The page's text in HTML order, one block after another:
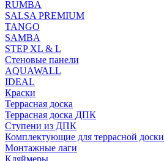
RUMBA
SALSA PREMIUM
TANGO
SAMBA
STEP XL & L
Стеновые панели
AQUAWALL
IDEAL
Краски
Террасная доска
Террасная доска ДПК
Ступени из ДПК
Комплектующие для террасной доски
Монтажные лаги
Кляймеры